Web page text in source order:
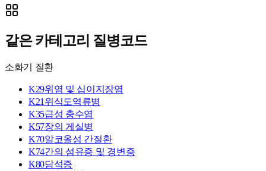
같은 카테고리 질병코드
소화기 질환
K29위염 및 십이지장염
K21위식도역류병
K35급성 충수염
K57장의 게실병
K70알코올성 간질환
K74간의 섬유증 및 경변증
K80담석증